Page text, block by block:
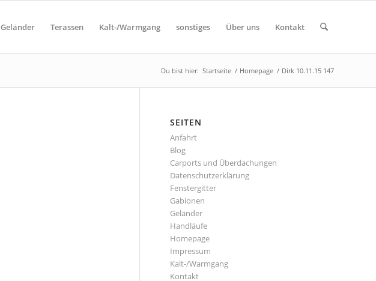
Geländer Terassen Kalt-/Warmgang sonstiges Über uns Kontakt
Du bist hier: Startseite / Homepage / Dirk 10.11.15 147
SEITEN
Anfahrt
Blog
Carports und Überdachungen
Datenschutzerklärung
Fenstergitter
Gabionen
Geländer
Handläufe
Homepage
Impressum
Kalt-/Warmgang
Kontakt